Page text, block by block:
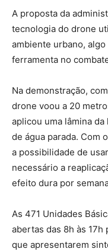
A proposta da
tecnologia do drone
ambiente urbano,
ferramenta no
Na demonstração,
drone voou a 20
aplicou uma lâmina
de água parada. Com
a possibilidade de
necessário a
efeito dura por
As 471 Unidades
abertas das 8h às 17h
que apresentarem